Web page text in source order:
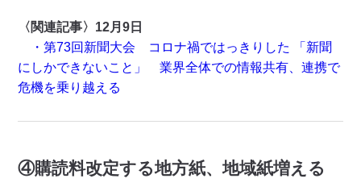
〈関連記事〉12月9日
・第73回新聞大会 コロナ禍ではっきりした 「新聞
にしかできないこと」 業界全体での情報共有、連携で
危機を乗り越える
④購読料改定する地方紙、地域紙増える